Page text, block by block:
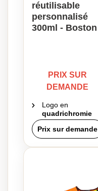
réutilisable
personnalisé
300ml - Boston
PRIX SUR
DEMANDE
Logo en
quadrichromie
Prix sur demande